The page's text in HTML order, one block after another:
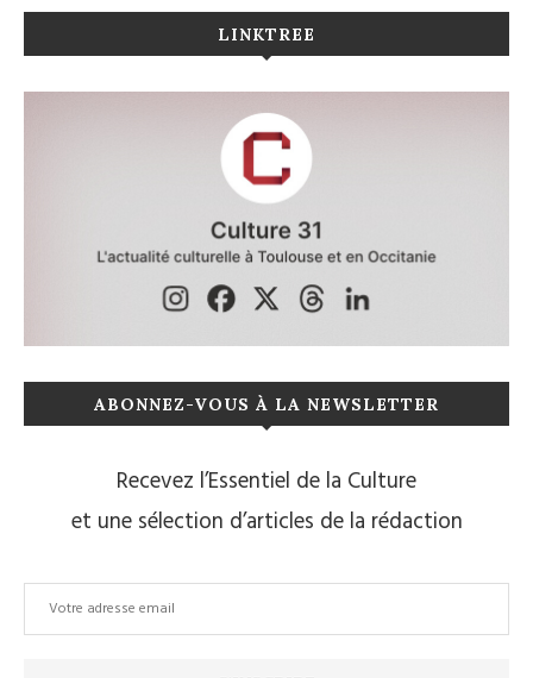
LINKTREE
ABONNEZ-VOUS À LA NEWSLETTER
Recevez l’Essentiel de la Culture
et une sélection d’articles de la rédaction